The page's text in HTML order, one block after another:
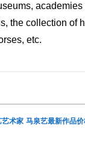
the collection of
etc.
艺术家 马泉艺最新作品